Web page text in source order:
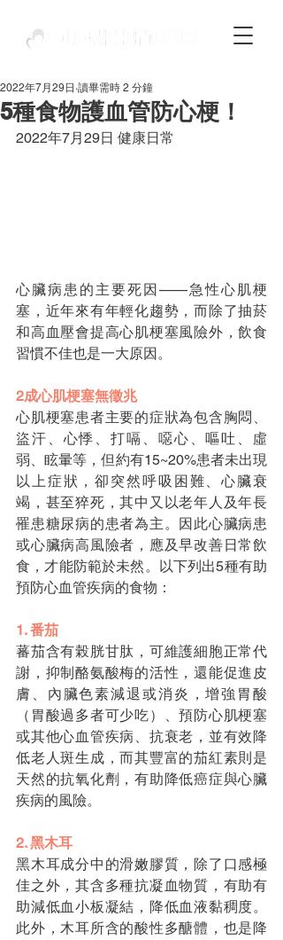
5種食物護血管防心梗！
2022年7月29日 讀畢需時 2 分鐘
2022年7月29日 健康日常
心臟病患的主要死因——急性心肌梗
塞，近年來有年輕化趨勢，而除了抽菸
和高血壓會提高心肌梗塞風險外，飲食
習慣不佳也是一大原因。
2成心肌梗塞無徵兆
心肌梗塞患者主要的症狀為包含胸悶、
盜汗、心悸、打嗝、噁心、嘔吐、虛
弱、眩暈等，但約有15~20%患者未出現
以上症狀，卻突然呼吸困難、心臟衰
竭，甚至猝死，其中又以老年人及年長
罹患糖尿病的患者為主。因此心臟病患
或心臟病高風險者，應及早改善日常飲
食，才能防範於未然。以下列出5種有助
預防心血管疾病的食物：
1. 番茄
蕃茄含有榖胱甘肽，可維護細胞正常代
謝，抑制酪氨酸梅的活性，還能促進皮
膚、內臟色素減退或消炎，增強胃酸
（胃酸過多者可少吃）、預防心肌梗塞
或其他心血管疾病、抗衰老，並有效降
低老人斑生成，而其豐富的茄紅素則是
天然的抗氧化劑，有助降低癌症與心臟
疾病的風險。
2. 黑木耳
黑木耳成分中的滑嫩膠質，除了口感極
佳之外，其含多種抗凝血物質，有助有
助減低血小板凝結，降低血液黏稠度。
此外，木耳所含的酸性多醣體，也是降